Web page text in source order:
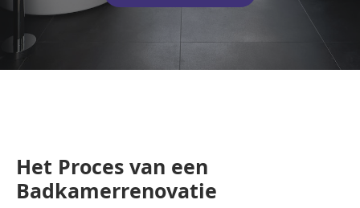
Het Proces van een
Badkamerrenovatie